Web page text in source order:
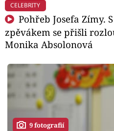
CELEBRITY
Pohřeb Josefa Zímy.
zpěvákem se přišli
Monika Absolonová
9 fotografií